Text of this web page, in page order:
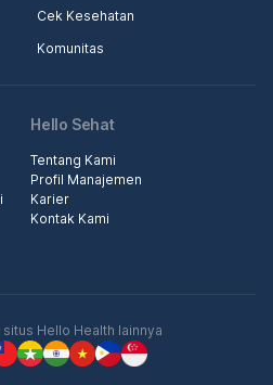
Cek Kesehatan
Komunitas
Hello Sehat
Tentang Kami
Profil Manajemen
Karier
Kontak Kami
Hello Health lainnya